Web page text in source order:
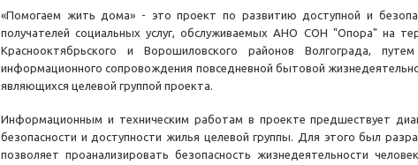
«Помогаем жить дома» - это проект по развитию доступной и
получателей социальных услуг, обслуживаемых АНО СОН "Опора" на
Краснооктябрьского и Ворошиловского районов Волгограда,
информационного сопровождения повседневной бытовой
являющихся целевой группой проекта.
Информационным и техническим работам в проекте предшествует
безопасности и доступности жилья целевой группы. Для этого был
позволяет проанализировать безопасность жизнедеятельности